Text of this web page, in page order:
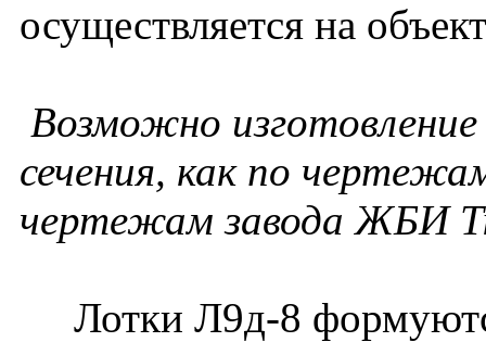
осуществляется на
Возможно
сечения, как по
чертежам завода ЖБИ
Лотки Л9д-8